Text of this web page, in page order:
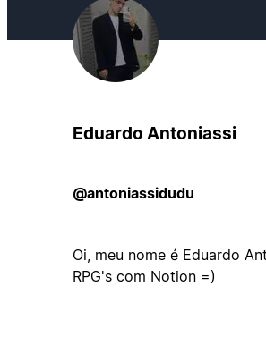
Eduardo Antoniassi
@antoniassidudu
Oi, meu nome é Eduardo
RPG's com Notion =)